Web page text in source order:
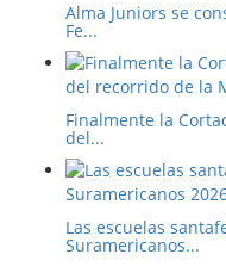
Alma Juniors se
Fe...
Finalmente la
del...
Las escuelas
Suramericanos...